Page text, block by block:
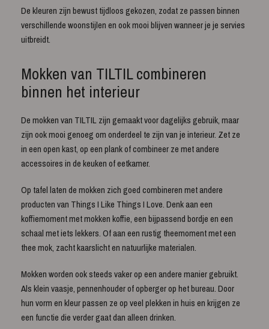
De kleuren zijn bewust tijdloos gekozen, zodat ze passen binnen
verschillende woonstijlen en ook mooi blijven wanneer je je servies
uitbreidt.
Mokken van TILTIL combineren
binnen het interieur
De mokken van TILTIL zijn gemaakt voor dagelijks gebruik, maar
zijn ook mooi genoeg om onderdeel te zijn van je interieur. Zet ze
in een open kast, op een plank of combineer ze met andere
accessoires in de keuken of eetkamer.
Op tafel laten de mokken zich goed combineren met andere
producten van Things I Like Things I Love. Denk aan een
koffiemoment met mokken koffie, een bijpassend bordje en een
schaal met iets lekkers. Of aan een rustig theemoment met een
thee mok, zacht kaarslicht en natuurlijke materialen.
Mokken worden ook steeds vaker op een andere manier gebruikt.
Als klein vaasje, pennenhouder of opberger op het bureau. Door
hun vorm en kleur passen ze op veel plekken in huis en krijgen ze
een functie die verder gaat dan alleen drinken.